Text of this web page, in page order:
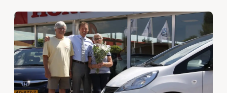
Over ons
Webshop
Contact